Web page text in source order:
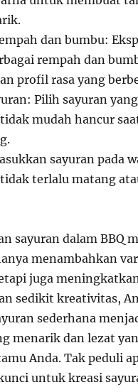
dan bumbu:
rempah dan
profil rasa yang
Pilih sayuran
mudah hancur
sayuran pada
terlalu matang
sayuran dalam BBQ
menambahkan
juga
sedikit kreativitas,
sederhana
menarik dan lezat
Anda. Tak peduli
untuk kreasi